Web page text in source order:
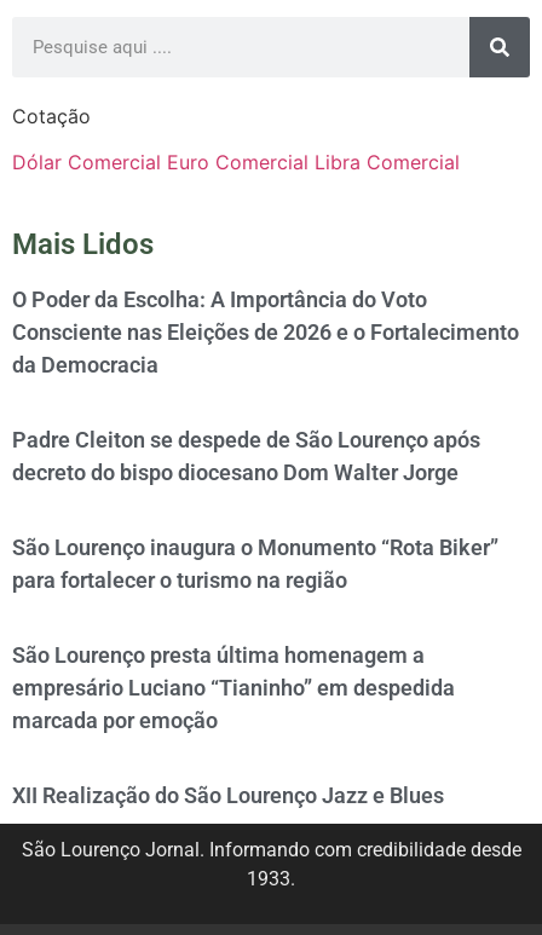
Cotação
Dólar Comercial Euro Comercial Libra Comercial
Mais Lidos
O Poder da Escolha: A Importância do Voto
Consciente nas Eleições de 2026 e o Fortalecimento
da Democracia
Padre Cleiton se despede de São Lourenço após
decreto do bispo diocesano Dom Walter Jorge
São Lourenço inaugura o Monumento “Rota Biker”
para fortalecer o turismo na região
São Lourenço presta última homenagem a
empresário Luciano “Tianinho” em despedida
marcada por emoção
XII Realização do São Lourenço Jazz e Blues
São Lourenço Jornal. Informando com credibilidade desde
1933.